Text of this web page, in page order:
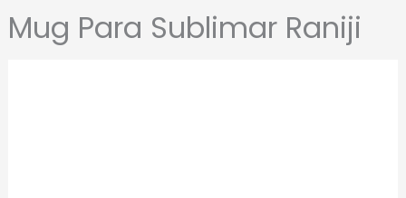
Mug Para Sublimar Raniji